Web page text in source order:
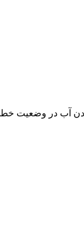
آب در وضعیت خطا